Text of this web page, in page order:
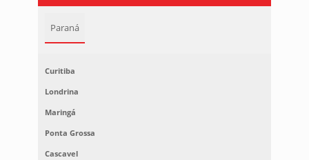
Paraná
Curitiba
Londrina
Maringá
Ponta Grossa
Cascavel